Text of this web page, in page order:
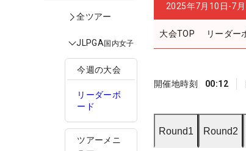
全ツアー
JLPGA国内女子
今週の大会
リーダーボ
ード
ツアーメニ
2025年7月10日-7
大会TOP リーダー
開催地時刻 00:12
Round1 Round2